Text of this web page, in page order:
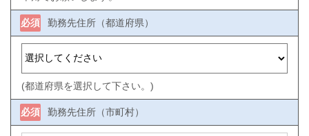
勤務先住所（都道府県）
必須
(都道府県を選択して下さい。)
勤務先住所（市町村）
必須